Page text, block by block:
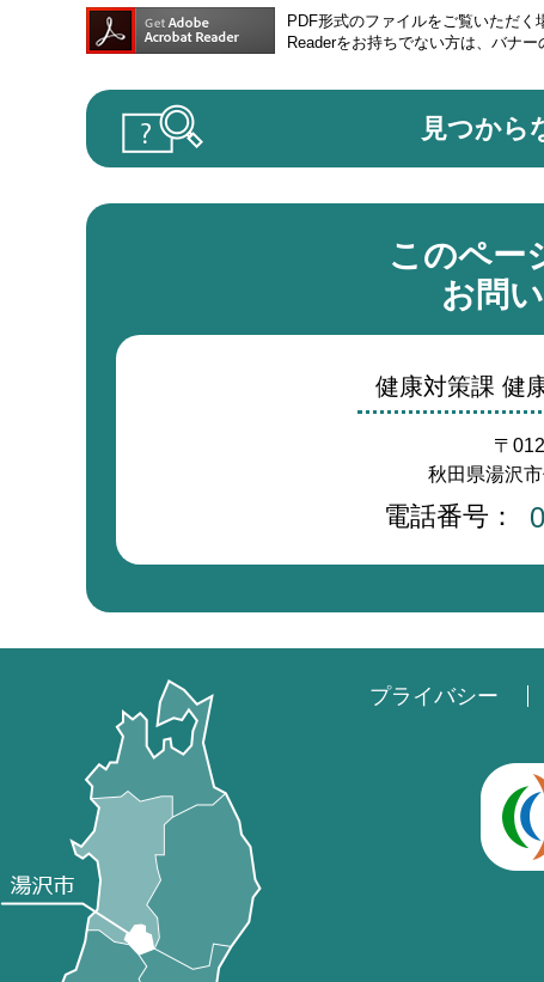
PDF形式のファイルをご覧いただく
Readerをお持ちでない方は、バナ
見つから
このペー
お問
健康対策課 健
〒
秋田県湯沢
電話番号：
プライバシー